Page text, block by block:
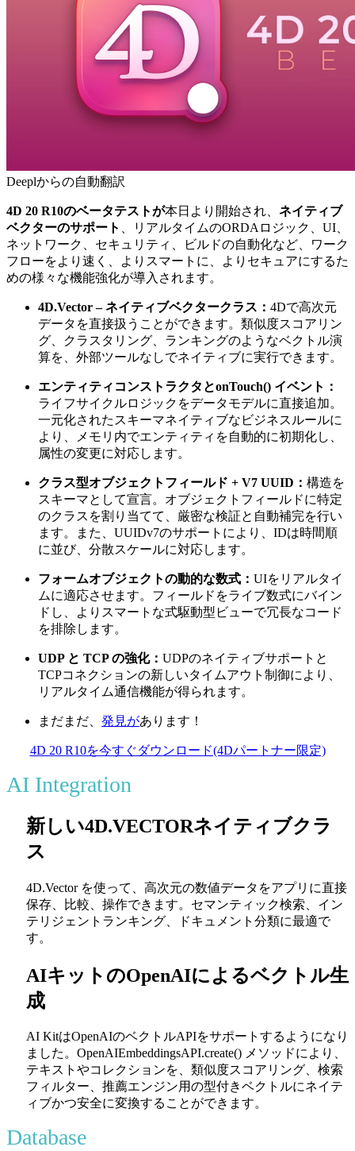
Deeplからの自動翻訳
4D 20 R10のベータテストが本日より開始され、 ネイティブ
ベクターのサポート
、リアルタイムのORDAロジック、UI、
ネットワーク、セキュリティ、ビルドの自動化など、ワーク
フローをより速く、よりスマートに、よりセキュアにするた
めの様々な機能強化が導入されます。
4D.Vector – ネイティブベクタークラス： 4Dで高次元
データを直接扱うことができます。類似度スコアリン
グ、クラスタリング、ランキングのようなベクトル演
算を、外部ツールなしでネイティブに実行できます。
エンティティコンストラクタとonTouch() イベント：
ライフサイクルロジックをデータモデルに直接追加。
一元化されたスキーマネイティブなビジネスルールに
より、メモリ内でエンティティを自動的に初期化し、
属性の変更に対応します。
クラス型オブジェクトフィールド + V7 UUID： 構造を
スキーマとして宣言。オブジェクトフィールドに特定
のクラスを割り当てて、厳密な検証と自動補完を行い
ます。また、UUIDv7のサポートにより、IDは時間順
に並び、分散スケールに対応します。
フォームオブジェクトの動的な数式： UIをリアルタイ
ムに適応させます。フィールドをライブ数式にバイン
ドし、よりスマートな式駆動型ビューで冗長なコード
を排除します。
UDP と TCP の強化： UDPのネイティブサポートと
TCPコネクションの新しいタイムアウト制御により、
リアルタイム通信機能が得られます。
まだまだ、 発見があります！
4D 20 R10を今すぐダウンロード(4Dパートナー限定)
AI Integration
新しい4D.VECTORネイティブクラ
ス
4D.Vectorを使って、高次元の数値データをアプリに直接
保存、比較、操作できます。セマンティック検索、イン
テリジェントランキング、ドキュメント分類に最適で
す。
AIキットのOpenAIによるベクトル生
成
AI KitはOpenAIのベクトルAPIをサポートするようになり
ました。 OpenAIEmbeddingsAPI.create() メソッドにより、
テキストやコレクションを、類似度スコアリング、検索
フィルター、推薦エンジン用の型付きベクトルにネイテ
ィブかつ安全に変換することができます。
Database